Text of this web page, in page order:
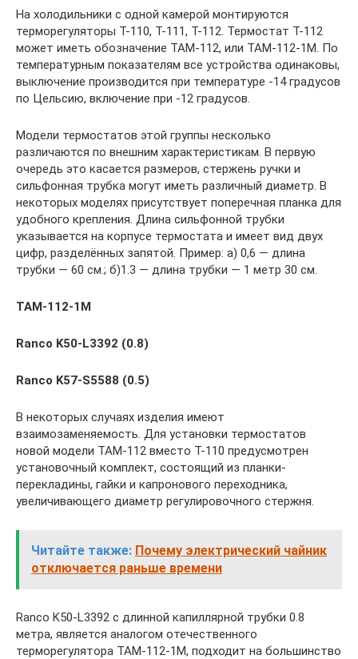
На холодильники с одной камерой монтируются
терморегуляторы Т-110, Т-111, Т-112. Термостат Т-112
может иметь обозначение ТАМ-112, или ТАМ-112-1М. По
температурным показателям все устройства одинаковы,
выключение производится при температуре -14 градусов
по Цельсию, включение при -12 градусов.
Модели термостатов этой группы несколько
различаются по внешним характеристикам. В первую
очередь это касается размеров, стержень ручки и
сильфонная трубка могут иметь различный диаметр. В
некоторых моделях присутствует поперечная планка для
удобного крепления. Длина сильфонной трубки
указывается на корпусе термостата и имеет вид двух
цифр, разделённых запятой. Пример: а) 0,6 — длина
трубки — 60 см.; б)1.3 — длина трубки — 1 метр 30 см.
ТАМ-112-1М
Ranco K50-L3392 (0.8)
Ranco K57-S5588 (0.5)
В некоторых случаях изделия имеют
взаимозаменяемость. Для установки термостатов
новой модели ТАМ-112 вместо Т-110 предусмотрен
установочный комплект, состоящий из планки-
перекладины, гайки и капронового переходника,
увеличивающего диаметр регулировочного стержня.
Читайте также: Почему электрический чайник
отключается раньше времени
Ranco K50-L3392 с длинной капиллярной трубки 0.8
метра, является аналогом отечественного
терморегулятора ТАМ-112-1М, подходит на большинство